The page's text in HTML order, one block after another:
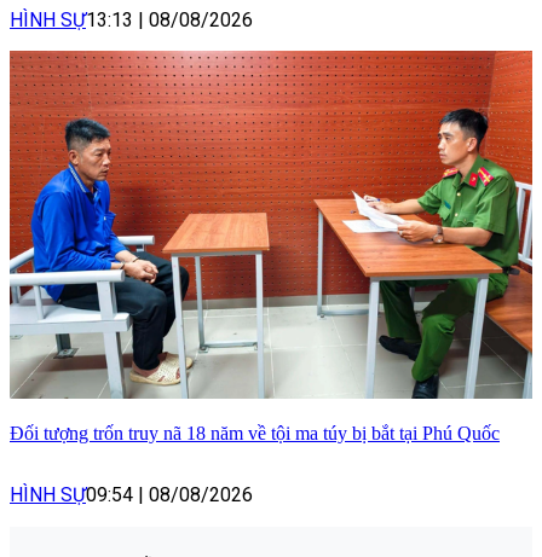
HÌNH SỰ13:13 08/08/2026
Đối tượng trốn truy nã 18 năm về tội ma túy bị bắt tại Phú Quốc
HÌNH SỰ09:54 08/08/2026